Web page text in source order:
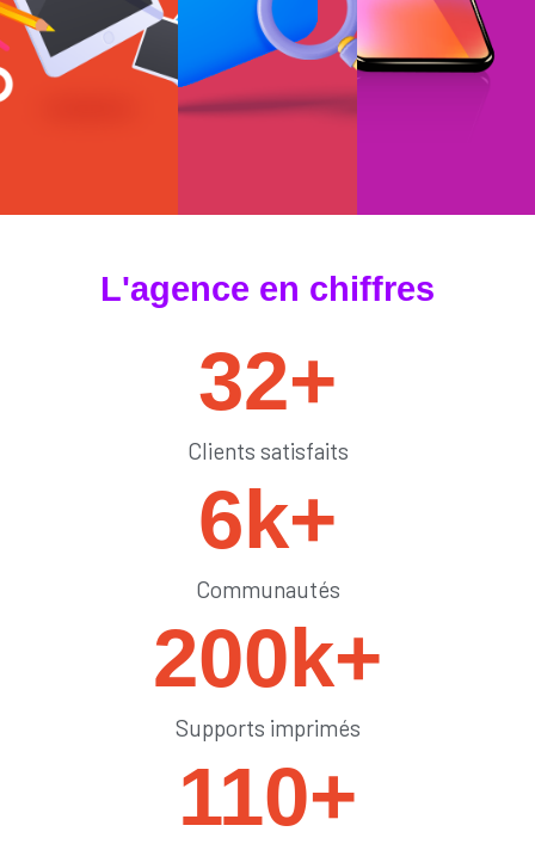
#tendances
L'agence en chiffres
32+
Clients satisfaits
6k+
Communautés
200k+
Supports imprimés
110+